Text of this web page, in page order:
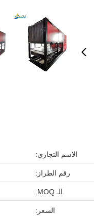
الاسم التجاري:
رقم الطراز:
الـ MOQ:
السعر: